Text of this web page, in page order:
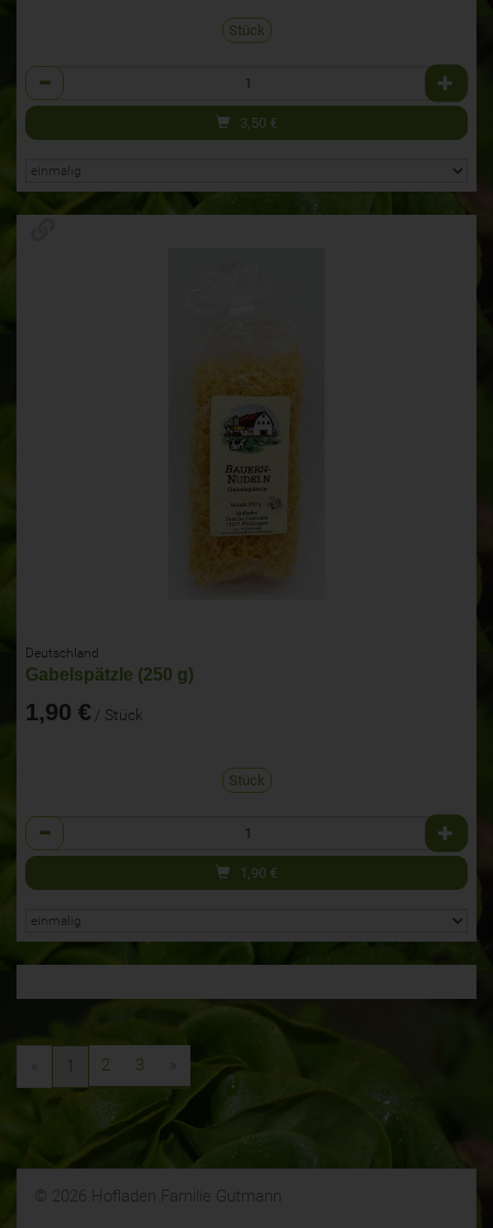
Stück
Anzahl
3,50 €
Deutschland
Gabelspätzle (250 g)
1,90 € / Stück
Stück
Anzahl
1,90 €
1 2 3 »
© 2026 Hofladen Familie Gutmann